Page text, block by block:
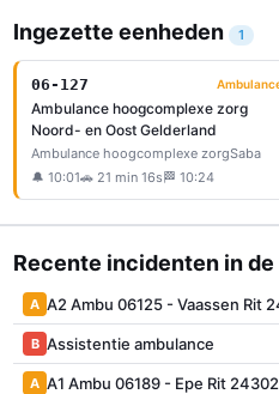
Ingezette eenheden 1
06-127
Ambulance hoogcomplexe zorg
Noord- en Oost Gelderland
Ambulance hoogcomplexe zorgSaba
🔔 10:01🚗 21 min 16s 🏁 10:24
Recente incidenten in
A A2 Ambu 06125 - Vaassen Rit
B Assistentie ambulance
A A1 Ambu 06189 - Epe Rit